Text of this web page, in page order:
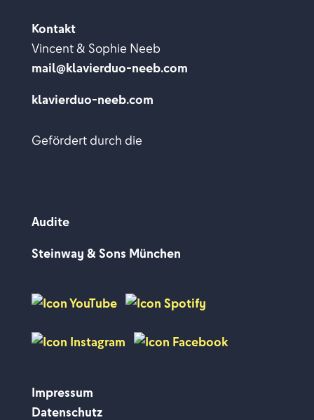
Kontakt
Vincent & Sophie Neeb
mail@klavierduo-neeb.com
klavierduo-neeb.com
Gefördert durch die
Audite
Steinway & Sons München
Impressum
Datenschutz